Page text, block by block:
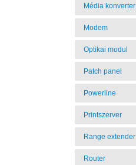
Média konverter
Modem
Optikai modul
Patch panel
Powerline
Printszerver
Range extender
Router